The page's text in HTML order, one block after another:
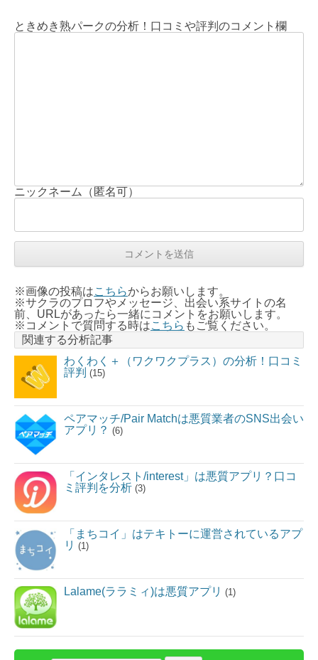
ときめき熟パークの分析！口コミや評判のコメント欄
ニックネーム（匿名可）
※画像の投稿はこちらからお願いします。
※サクラのプロフやメッセージ、出会い系サイトの名
前、URLがあったら一緒にコメントをお願いします。
※コメントで質問する時はこちら もご覧ください。
関連する分析記事
わくわく＋（ワクワクプラス）の分析！口コミ
評判 (15)
ペアマッチ/Pair Matchは悪質業者のSNS出会い
アプリ？ (6)
「インタレスト/interest」は悪質アプリ？口コ
ミ評判を分析 (3)
「まちコイ」はテキトーに運営されているアプ
リ (1)
Lalame(ララミィ)は悪質アプリ (1)